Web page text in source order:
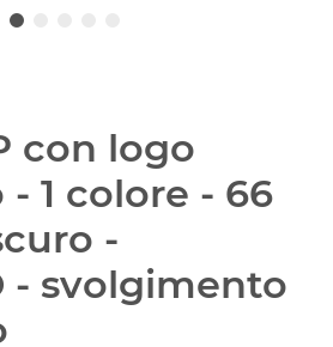
con logo
1 colore - 66
-
- svolgimento